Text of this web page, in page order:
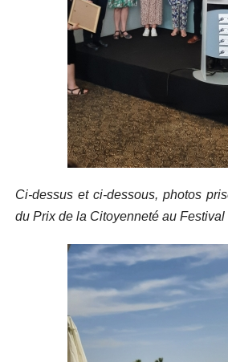
Ci-dessus et ci-dessous, photos
du Prix de la Citoyenneté au